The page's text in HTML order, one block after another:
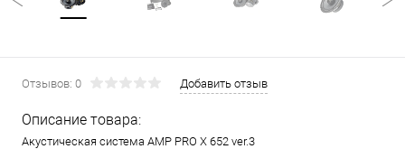
Отзывов: 0 Добавить отзыв
Описание товара:
Акустическая система AMP PRO X 652 ver.3